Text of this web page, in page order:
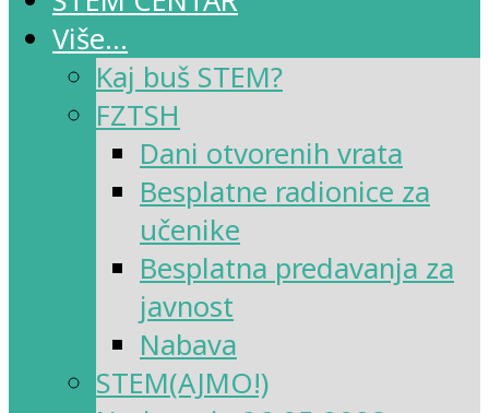
Više…
Kaj buš STEM?
FZTSH
Dani otvorenih vrata
Besplatne radionice za
učenike
Besplatna predavanja za
javnost
Nabava
STEM(AJMO!)